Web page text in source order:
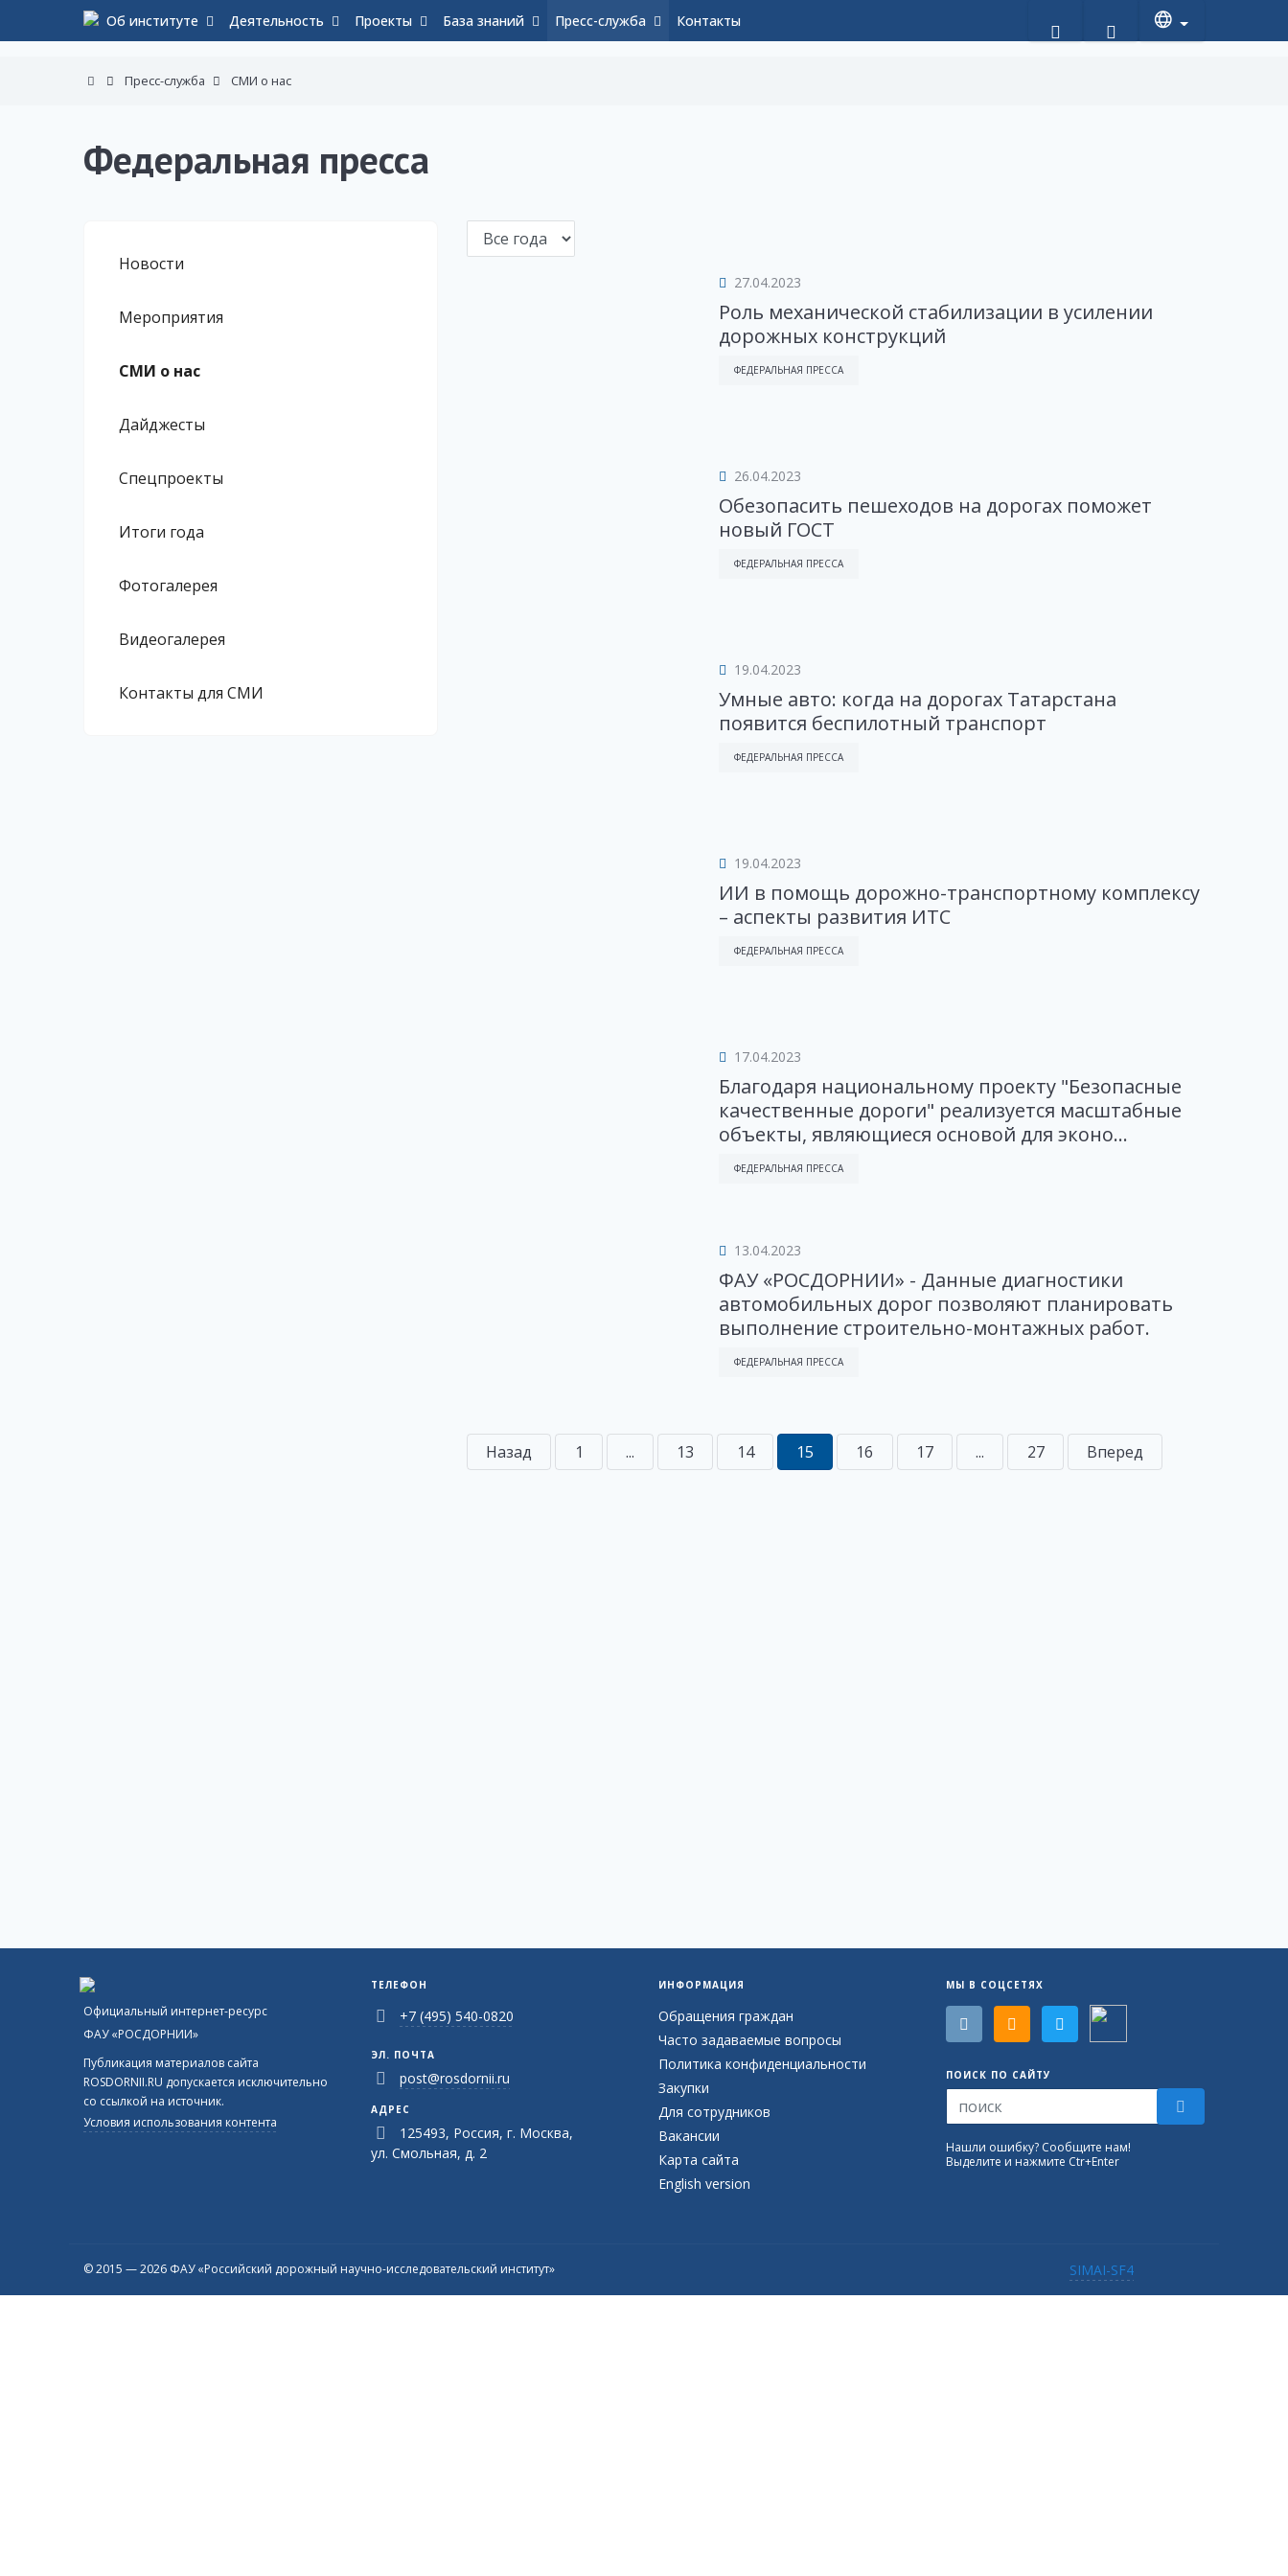
Об институте Деятельность Проекты База знаний Пресс-служба Контакты
Пресс-служба СМИ о нас
Федеральная пресса
Новости
Мероприятия
СМИ о нас
Дайджесты
Спецпроекты
Итоги года
Фотогалерея
Видеогалерея
Контакты для СМИ
27.04.2023
Роль механической стабилизации в усилении
дорожных конструкций
ФЕДЕРАЛЬНАЯ ПРЕССА
26.04.2023
Обезопасить пешеходов на дорогах поможет
новый ГОСТ
ФЕДЕРАЛЬНАЯ ПРЕССА
19.04.2023
Умные авто: когда на дорогах Татарстана
появится беспилотный транспорт
ФЕДЕРАЛЬНАЯ ПРЕССА
19.04.2023
ИИ в помощь дорожно-транспортному комплексу
– аспекты развития ИТС
ФЕДЕРАЛЬНАЯ ПРЕССА
17.04.2023
Благодаря национальному проекту "Безопасные
качественные дороги" реализуется масштабные
объекты, являющиеся основой для эконо...
ФЕДЕРАЛЬНАЯ ПРЕССА
13.04.2023
ФАУ «РОСДОРНИИ» - Данные диагностики
автомобильных дорог позволяют планировать
выполнение строительно-монтажных работ.
ФЕДЕРАЛЬНАЯ ПРЕССА
Назад 1 ... 13 14 15 16 17 ... 27 Вперед
Официальный интернет-ресурс
ФАУ «РОСДОРНИИ»
Публикация материалов сайта
ROSDORNII.RU допускается исключительно
со ссылкой на источник.
Условия использования контента
ТЕЛЕФОН
+7 (495) 540-0820
ЭЛ. ПОЧТА
post@rosdornii.ru
АДРЕС
125493, Россия, г. Москва,
ул. Смольная, д. 2
ИНФОРМАЦИЯ
Обращения граждан
Часто задаваемые вопросы
Политика конфиденциальности
Закупки
Для сотрудников
Вакансии
Карта сайта
English version
МЫ В СОЦСЕТЯХ
ПОИСК ПО САЙТУ
Нашли ошибку? Сообщите нам!
Выделите и нажмите Ctr+Enter
© 2015 — 2026 ФАУ «Российский дорожный научно-исследовательский институт» SIMAI-SF4